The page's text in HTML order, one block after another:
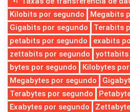
Kilobits por segundo
Megabits
Gigabits por segundo
Terabits
petabits por segundo
exabits
zettabits por segundo
yottabits
bytes por segundo
Kilobytes
Megabytes por segundo
Terabytes por segundo
Exabytes por segundo